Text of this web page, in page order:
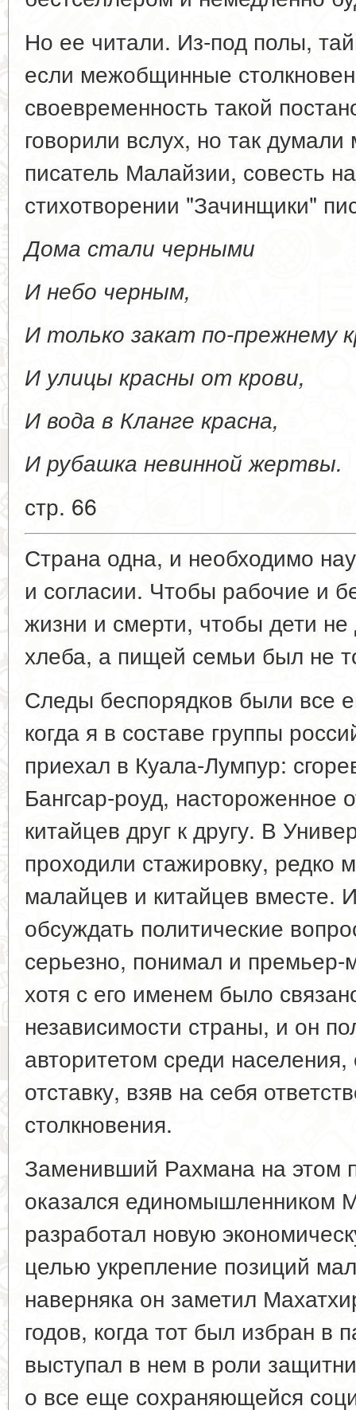
Но ее читали. Из-под полы,
если межобщинные
своевременность такой
говорили вслух, но так
писатель Малайзии, совесть
стихотворении "Зачинщики"
Дома стали черными
И небо черным,
И только закат по-прежнему
И улицы красны от крови,
И вода в Кланге красна,
И рубашка невинной жертвы.
стр. 66
Страна одна, и необходимо
и согласии. Чтобы рабочие и
жизни и смерти, чтобы дети не
хлеба, а пищей семьи был не
Следы беспорядков были все
когда я в составе группы
приехал в Куала-Лумпур:
Бангсар-роуд, настороженное
китайцев друг к другу. В
проходили стажировку, редко
малайцев и китайцев вместе.
обсуждать политические
серьезно, понимал и
хотя с его именем было
независимости страны, и он
авторитетом среди
отставку, взяв на себя
столкновения.
Заменивший Рахмана на этом
оказался единомышленником
разработал новую
целью укрепление позиций
наверняка он заметил
годов, когда тот был избран в
выступал в нем в роли
о все еще сохраняющейся